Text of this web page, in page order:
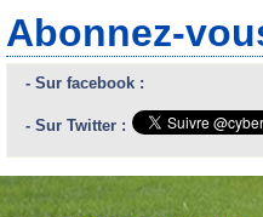
Abonnez-
- Sur facebook :
- Sur Twitter :